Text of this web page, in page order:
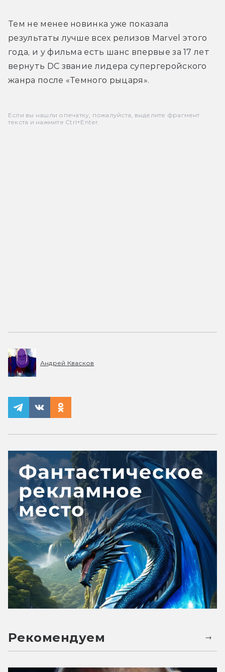
Тем не менее новинка уже показала
результаты лучше всех релизов Marvel этого
года, и у фильма есть шанс впервые за 17 лет
вернуть DC звание лидера супергеройского
жанра после «Темного рыцаря».
Если вы нашли опечатку, пожалуйста, выделите фрагмент
текста и нажмите Ctrl+Enter.
Андрей Квасков
Рекомендуем